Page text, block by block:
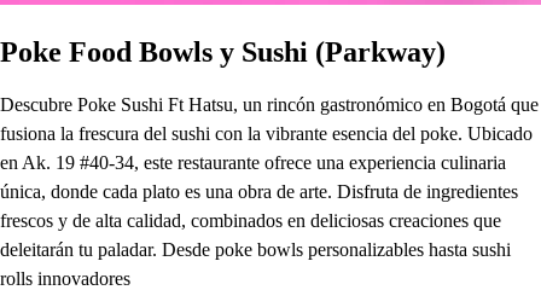
Poke Food Bowls y Sushi (Parkway)
Descubre Poke Sushi Ft Hatsu, un rincón gastronómico en Bogotá que
fusiona la frescura del sushi con la vibrante esencia del poke. Ubicado
en Ak. 19 #40-34, este restaurante ofrece una experiencia culinaria
única, donde cada plato es una obra de arte. Disfruta de ingredientes
frescos y de alta calidad, combinados en deliciosas creaciones que
deleitarán tu paladar. Desde poke bowls personalizables hasta sushi
rolls innovadores